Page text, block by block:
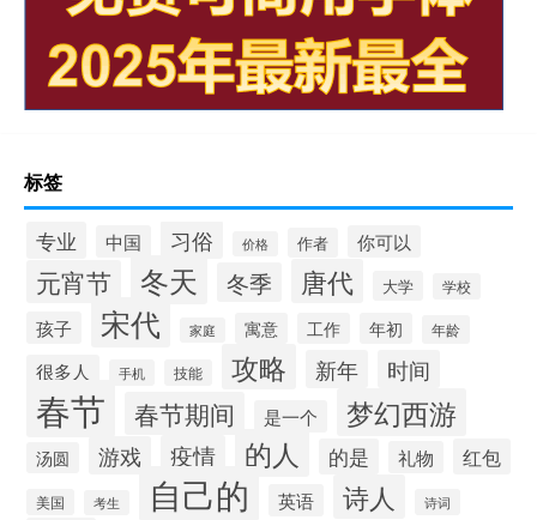
标签
专业 中国 习俗 价格 作者 你可以
元宵节 冬天 冬季 唐代 大学 学校
孩子 宋代 家庭 寓意 工作 年初 年龄
很多人 手机 技能 攻略 新年 时间
春节 春节期间 是一个 梦幻西游
汤圆 游戏 疫情 的人 的是 礼物 红包
美国 考生 自己的 英语 诗人 诗词